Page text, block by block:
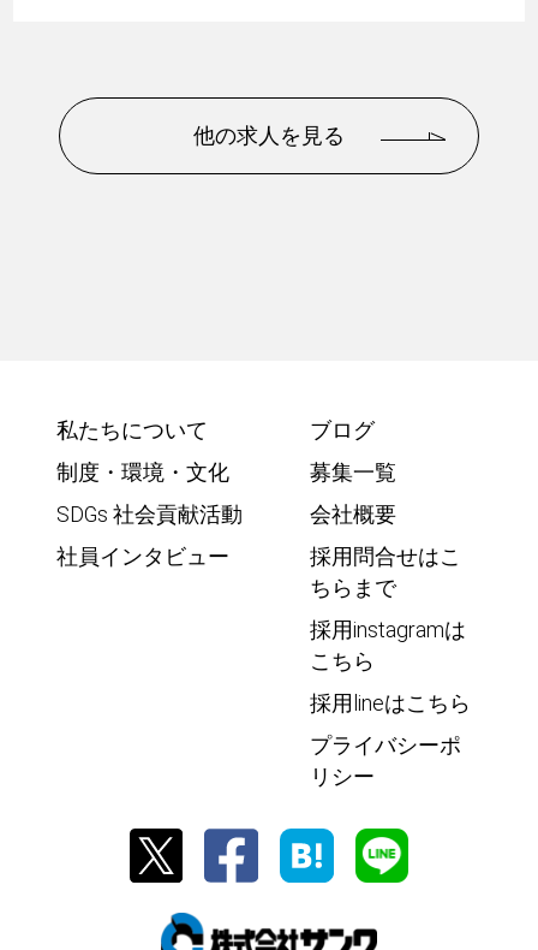
他の求人を見る
私たちについて
制度・環境・文化
SDGs 社会貢献活動
社員インタビュー
ブログ
募集一覧
会社概要
採用問合せはこ
ちらまで
採用instagramは
こちら
採用lineはこちら
プライバシーポ
リシー